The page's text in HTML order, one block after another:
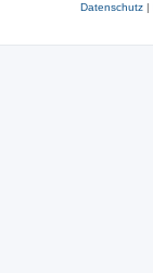
Datenschutz|